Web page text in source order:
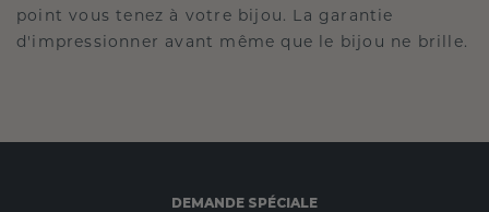
point vous tenez à votre bijou. La garantie
d'impressionner avant même que le bijou ne brille.
DEMANDE SPÉCIALE